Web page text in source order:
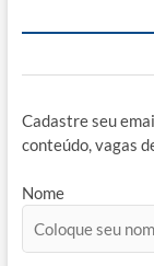
Cadastre seu
conteúdo, vagas
Nome